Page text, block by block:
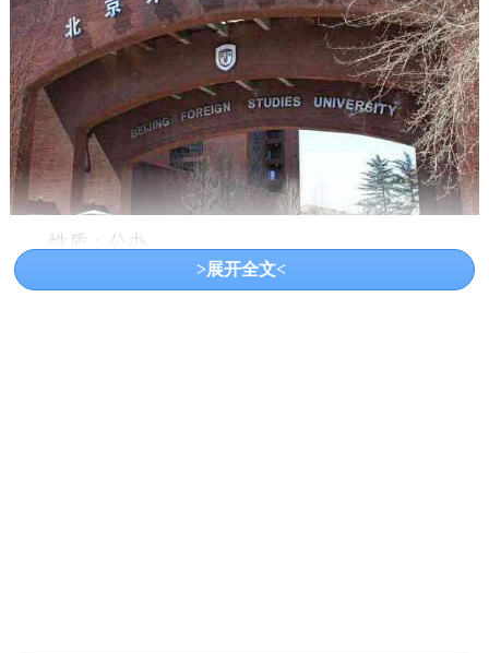
性质：公办
北京外国语大学也是北京知名的高校，是教育部
>展开全文<